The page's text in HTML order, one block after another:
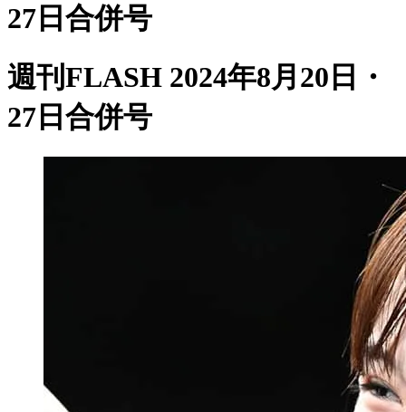
27日合併号
週刊FLASH 2024年8月20日・
27日合併号